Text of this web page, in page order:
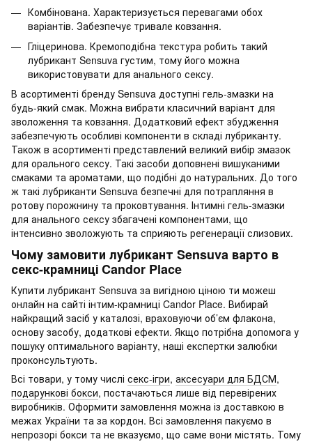
Комбінована. Характеризується перевагами обох
варіантів. Забезпечує тривале ковзання.
Гліцеринова. Кремоподібна текстура робить такий
лубрикант Sensuva густим, тому його можна
використовувати для анального сексу.
В асортименті бренду Sensuva доступні гель-змазки на
будь-який смак. Можна вибрати класичний варіант для
зволоження та ковзання. Додатковий ефект збудження
забезпечують особливі компоненти в складі лубриканту.
Також в асортименті представлений великий вибір змазок
для орального сексу. Такі засоби доповнені вишуканими
смаками та ароматами, що подібні до натуральних. До того
ж такі лубриканти Sensuva безпечні для потрапляння в
ротову порожнину та проковтування. Інтимні гель-змазки
для анального сексу збагачені компонентами, що
інтенсивно зволожують та сприяють регенерації слизових.
Чому замовити лубрикант Sensuva варто в
секс-крамниці Candor Place
Купити лубрикант Sensuva за вигідною ціною ти можеш
онлайн на сайті інтим-крамниці Candor Place. Вибирай
найкращий засіб у каталозі, враховуючи об’єм флакона,
основу засобу, додаткові ефекти. Якщо потрібна допомога у
пошуку оптимального варіанту, наші експертки залюбки
проконсультують.
Всі товари, у тому числі секс-ігри, аксесуари для БДСМ,
подарункові бокси, постачаються лише від перевірених
виробників. Оформити замовлення можна із доставкою в
межах України та за кордон. Всі замовлення пакуємо в
непрозорі бокси та не вказуємо, що саме вони містять. Тому